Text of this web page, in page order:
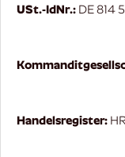
USt.-IdNr.: DE 814
Handelsregister: